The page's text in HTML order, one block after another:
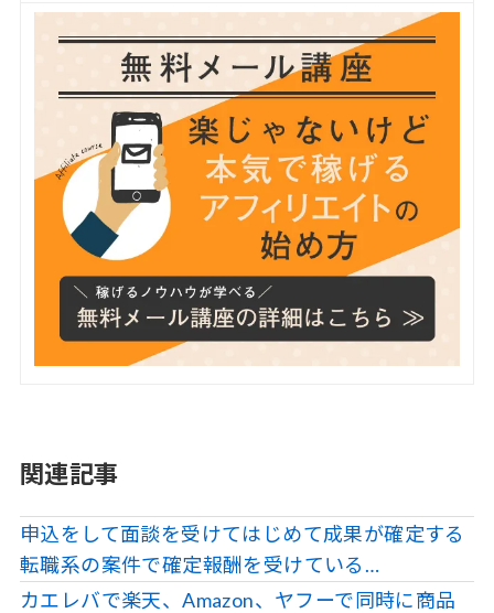
関連記事
申込をして面談を受けてはじめて成果が確定する
転職系の案件で確定報酬を受けている…
カエレバで楽天、Amazon、ヤフーで同時に商品